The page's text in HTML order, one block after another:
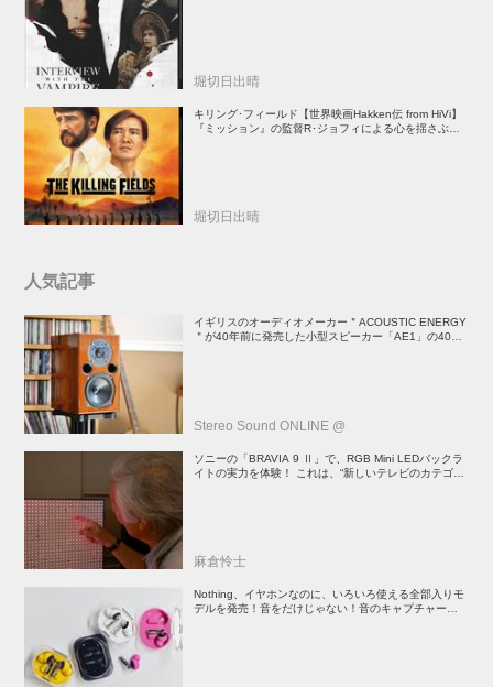
堀切日出晴
キリング･フィールド【世界映画Hakken伝 from HiVi】
『ミッション』の監督R･ジョフィによる心を揺さぶる
堀切日出晴
人気記事
イギリスのオーディオメーカー＂ACOUSTIC ENERGY
＂が40年前に発売した小型スピーカー「AE1」の40周
Stereo Sound ONLINE @
ソニーの「BRAVIA 9 Ⅱ」で、RGB Mini LEDバックラ
イトの実力を体験！ これは、“新しいテレビのカテゴリ
麻倉怜士
Nothing、イヤホンなのに、いろいろ使える全部入りモ
デルを発売！音をだけじゃない！音のキャプチャーや、